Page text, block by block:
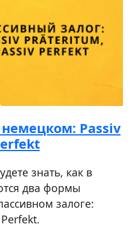
Passiv
знать, как в
два формы
залоге: